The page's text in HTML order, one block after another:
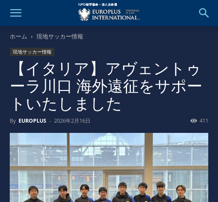
ホーム 現地サッカー情報
現地サッカー情報
【イタリア】アヴェントゥ
ーラ川口 海外遠征をサポー
トいたしました
By EUROPLUS - 2026年2月16日 411